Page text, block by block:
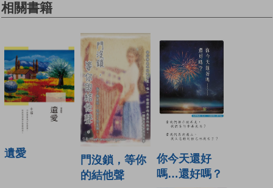
相關書籍
遺愛
門沒鎖，等你
的結他聲
你今天還好
嗎…還好嗎？